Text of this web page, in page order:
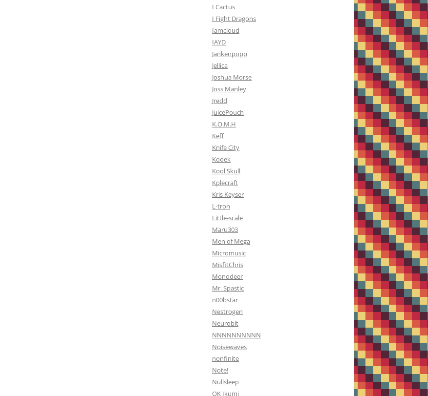
I Cactus
I Fight Dragons
Iamcloud
IAYD
Jankenpopp
Jellica
Joshua Morse
Joss Manley
Jredd
JuicePouch
K.O.M.H
Keff
Knife City
Kodek
Kool Skull
Kplecraft
Kris Keyser
L-tron
Little-scale
Maru303
Men of Mega
Micromusic
MisfitChris
Monodeer
Mr. Spastic
n00bstar
Nestrogen
Neurobit
NNNNNNNNNN
Noisewaves
nonfinite
Note!
Nullsleep
OK Ikumi